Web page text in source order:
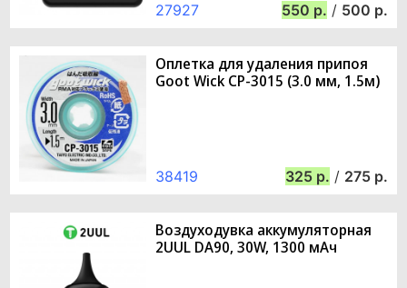
27927 550 / 500
Оплетка для удаления припоя
Goot Wick CP-3015 (3.0 мм, 1.5м)
38419 325 / 275
Воздуходувка аккумуляторная
2UUL DA90, 30W, 1300 мАч